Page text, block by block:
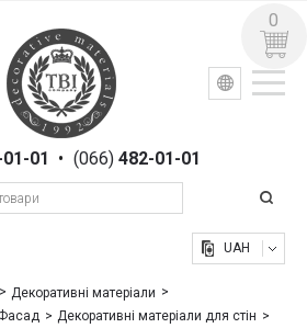
01 • (066) 482-01-01
УКР РУС
UAH
0
Декоративні матеріали
Декоративні матеріали для стін